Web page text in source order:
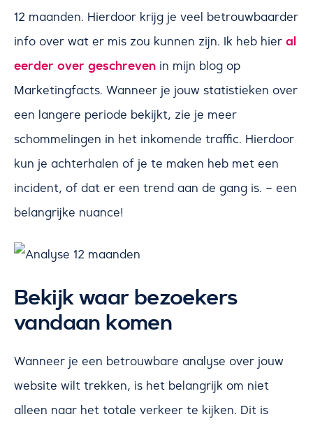
12 maanden. Hierdoor krijg je veel betrouwbaarder
info over wat er mis zou kunnen zijn. Ik heb hier al
eerder over geschreven in mijn blog op
Marketingfacts. Wanneer je jouw statistieken over
een langere periode bekijkt, zie je meer
schommelingen in het inkomende traffic. Hierdoor
kun je achterhalen of je te maken heb met een
incident, of dat er een trend aan de gang is. – een
belangrijke nuance!
Bekijk waar bezoekers
vandaan komen
Wanneer je een betrouwbare analyse over jouw
website wilt trekken, is het belangrijk om niet
alleen naar het totale verkeer te kijken. Dit is